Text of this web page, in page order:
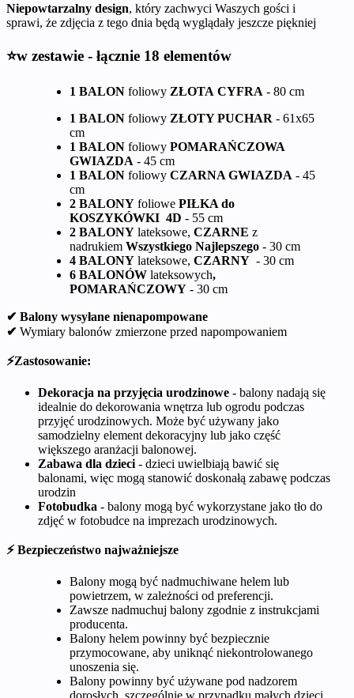
Niepowtarzalny design, który zachwyci Waszych gości i
sprawi, że zdjęcia z tego dnia będą wyglądały jeszcze piękniej
⭐w zestawie - łącznie 18 elementów
1 BALON foliowy ZŁOTA CYFRA - 80 cm
1 BALON foliowy ZŁOTY PUCHAR - 61x65
cm
1 BALON foliowy POMARAŃCZOWA
GWIAZDA - 45 cm
1 BALON foliowy CZARNA GWIAZDA - 45
cm
2 BALONY foliowe PIŁKA do
KOSZYKÓWKI 4D - 55 cm
2 BALONY lateksowe, CZARNE z
nadrukiem Wszystkiego Najlepszego - 30 cm
4 BALONY lateksowe, CZARNY - 30 cm
6 BALONÓW lateksowych,
POMARAŃCZOWY - 30 cm
✔ Balony wysyłane nienapompowane
✔ Wymiary balonów zmierzone przed napompowaniem
⚡Zastosowanie:
Dekoracja na przyjęcia urodzinowe - balony nadają się
idealnie do dekorowania wnętrza lub ogrodu podczas
przyjęć urodzinowych. Może być używany jako
samodzielny element dekoracyjny lub jako część
większego aranżacji balonowej.
Zabawa dla dzieci - dzieci uwielbiają bawić się
balonami, więc mogą stanowić doskonałą zabawę podczas
urodzin
Fotobudka - balony mogą być wykorzystane jako tło do
zdjęć w fotobudce na imprezach urodzinowych.
⚡ Bezpieczeństwo najważniejsze
Balony mogą być nadmuchiwane helem lub
powietrzem, w zależności od preferencji.
Zawsze nadmuchuj balony zgodnie z instrukcjami
producenta.
Balony helem powinny być bezpiecznie
przymocowane, aby uniknąć niekontrolowanego
unoszenia się.
Balony powinny być używane pod nadzorem